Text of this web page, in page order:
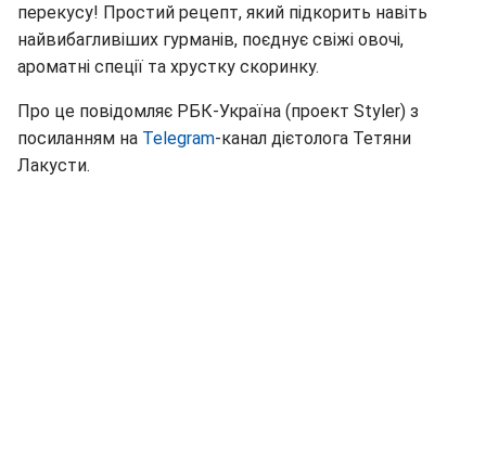
перекусу! Простий рецепт, який підкорить навіть
найвибагливіших гурманів, поєднує свіжі овочі,
ароматні спеції та хрустку скоринку.
Про це повідомляє РБК-Україна (проект Styler) з
посиланням на Telegram-канал дієтолога Тетяни
Лакусти.